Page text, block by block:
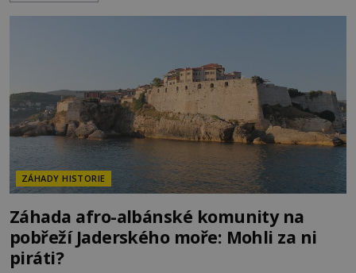
ZÁHADY HISTORIE
Záhada afro-albánské komunity na
pobřeží Jaderského moře: Mohli za ni
piráti?